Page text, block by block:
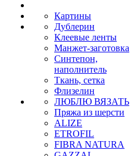
Картины
Дублерин
Клеевые ленты
Манжет-заготовка
Синтепон,
наполнитель
Ткань, сетка
Флизелин
ЛЮБЛЮ ВЯЗАТЬ
Пряжа из шерсти
ALIZE
ETROFIL
FIBRA NATURA